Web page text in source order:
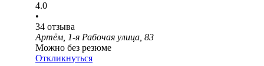
4.0
•
34 отзыва
Артём, 1-я Рабочая улица, 83
Можно без резюме
Откликнуться